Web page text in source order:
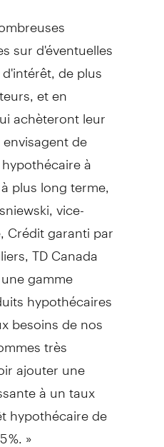
sur d'éventuelles
de plus
et en
achèteront leur
de
à
plus long terme,
vice-
Crédit garanti par
TD Canada
gamme
hypothécaires
besoins de nos
très
ajouter une
à un taux
hypothécaire de
%. »